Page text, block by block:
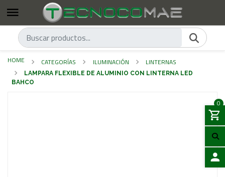
0
HOME CATEGORÍAS ILUMINACIÓN LINTERNAS
LAMPARA FLEXIBLE DE ALUMINIO CON LINTERNA LED
BAHCO